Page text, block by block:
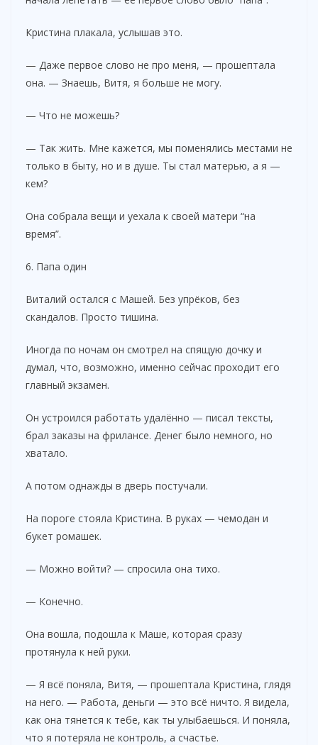
Кристина плакала, услышав это.
— Даже первое слово не про меня, — прошептала
она. — Знаешь, Витя, я больше не могу.
— Что не можешь?
— Так жить. Мне кажется, мы поменялись местами не
только в быту, но и в душе. Ты стал матерью, а я —
кем?
Она собрала вещи и уехала к своей матери “на
время”.
6. Папа один
Виталий остался с Машей. Без упрёков, без
скандалов. Просто тишина.
Иногда по ночам он смотрел на спящую дочку и
думал, что, возможно, именно сейчас проходит его
главный экзамен.
Он устроился работать удалённо — писал тексты,
брал заказы на фрилансе. Денег было немного, но
хватало.
А потом однажды в дверь постучали.
На пороге стояла Кристина. В руках — чемодан и
букет ромашек.
— Можно войти? — спросила она тихо.
— Конечно.
Она вошла, подошла к Маше, которая сразу
протянула к ней руки.
— Я всё поняла, Витя, — прошептала Кристина, глядя
на него. — Работа, деньги — это всё ничто. Я видела,
как она тянется к тебе, как ты улыбаешься. И поняла,
что я потеряла не контроль, а счастье.